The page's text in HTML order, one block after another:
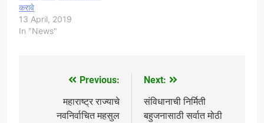
करावे
13 April, 2019
In "News"
navigation
Previous:
महाराष्ट्र राज्याचे
नवनिर्वाचित महसुल
Next:
संविधानाची निर्मिती
बहुजनासाठी सर्वात मोठी